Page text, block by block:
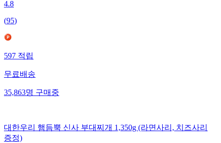
4.8
(95)
597 적립
무료배송
35,863명 구매중
대한우리 햄듬뿍 신사 부대찌개 1,350g (라면사리, 치즈사리
증정)